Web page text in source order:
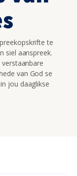
te
siel aanspreek.
verstaanbare
van God se
jou daaglikse